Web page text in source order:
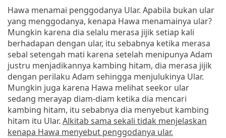
Hawa menamai penggodanya Ular. Apabila bukan ular
yang menggodanya, kenapa Hawa menamainya ular?
Mungkin karena dia selalu merasa jijik setiap kali
berhadapan dengan ular, itu sebabnya ketika merasa
sebal setengah mati karena setelah menipunya Adam
justru menjadikannya kambing hitam, dia merasa jijik
dengan perilaku Adam sehingga menjulukinya Ular.
Mungkin juga karena Hawa melihat seekor ular
sedang merayap diam-diam ketika dia mencari
kambing hitam, itu sebabnya dia menyebut kambing
hitam itu Ular. Alkitab sama sekali tidak menjelaskan
kenapa Hawa menyebut penggodanya ular.